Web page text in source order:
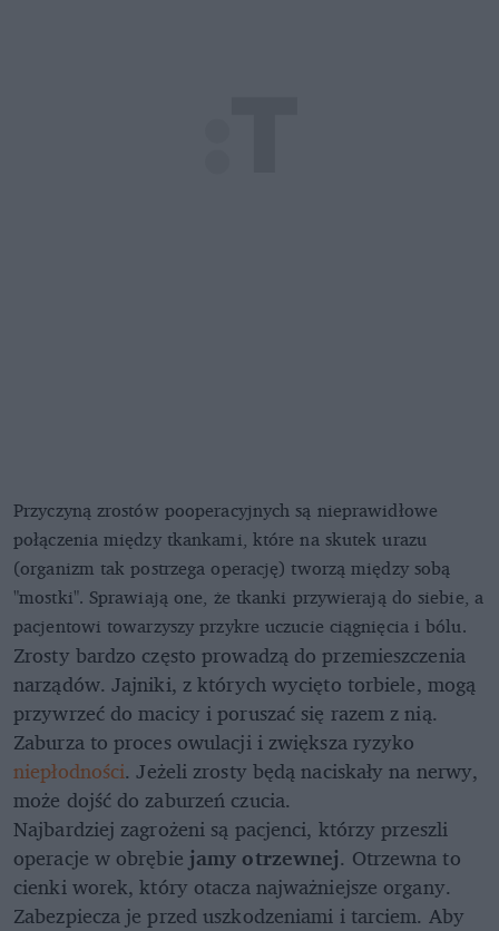
Przyczyną zrostów pooperacyjnych są nieprawidłowe
połączenia między tkankami, które na skutek urazu
(organizm tak postrzega operację) tworzą między sobą
"mostki". Sprawiają one, że tkanki przywierają do siebie, a
pacjentowi towarzyszy przykre uczucie ciągnięcia i bólu.
Zrosty bardzo często prowadzą do przemieszczenia
narządów. Jajniki, z których wycięto torbiele, mogą
przywrzeć do macicy i poruszać się razem z nią.
Zaburza to proces owulacji i zwiększa ryzyko
niepłodności. Jeżeli zrosty będą naciskały na nerwy,
może dojść do zaburzeń czucia.
Najbardziej zagrożeni są pacjenci, którzy przeszli
operacje w obrębie jamy otrzewnej. Otrzewna to
cienki worek, który otacza najważniejsze organy.
Zabezpiecza je przed uszkodzeniami i tarciem. Aby